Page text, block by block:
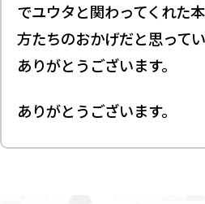
でユウタと関わってくれた
方たちのおかげだと思って
ありがとうございます。
ありがとうございます。